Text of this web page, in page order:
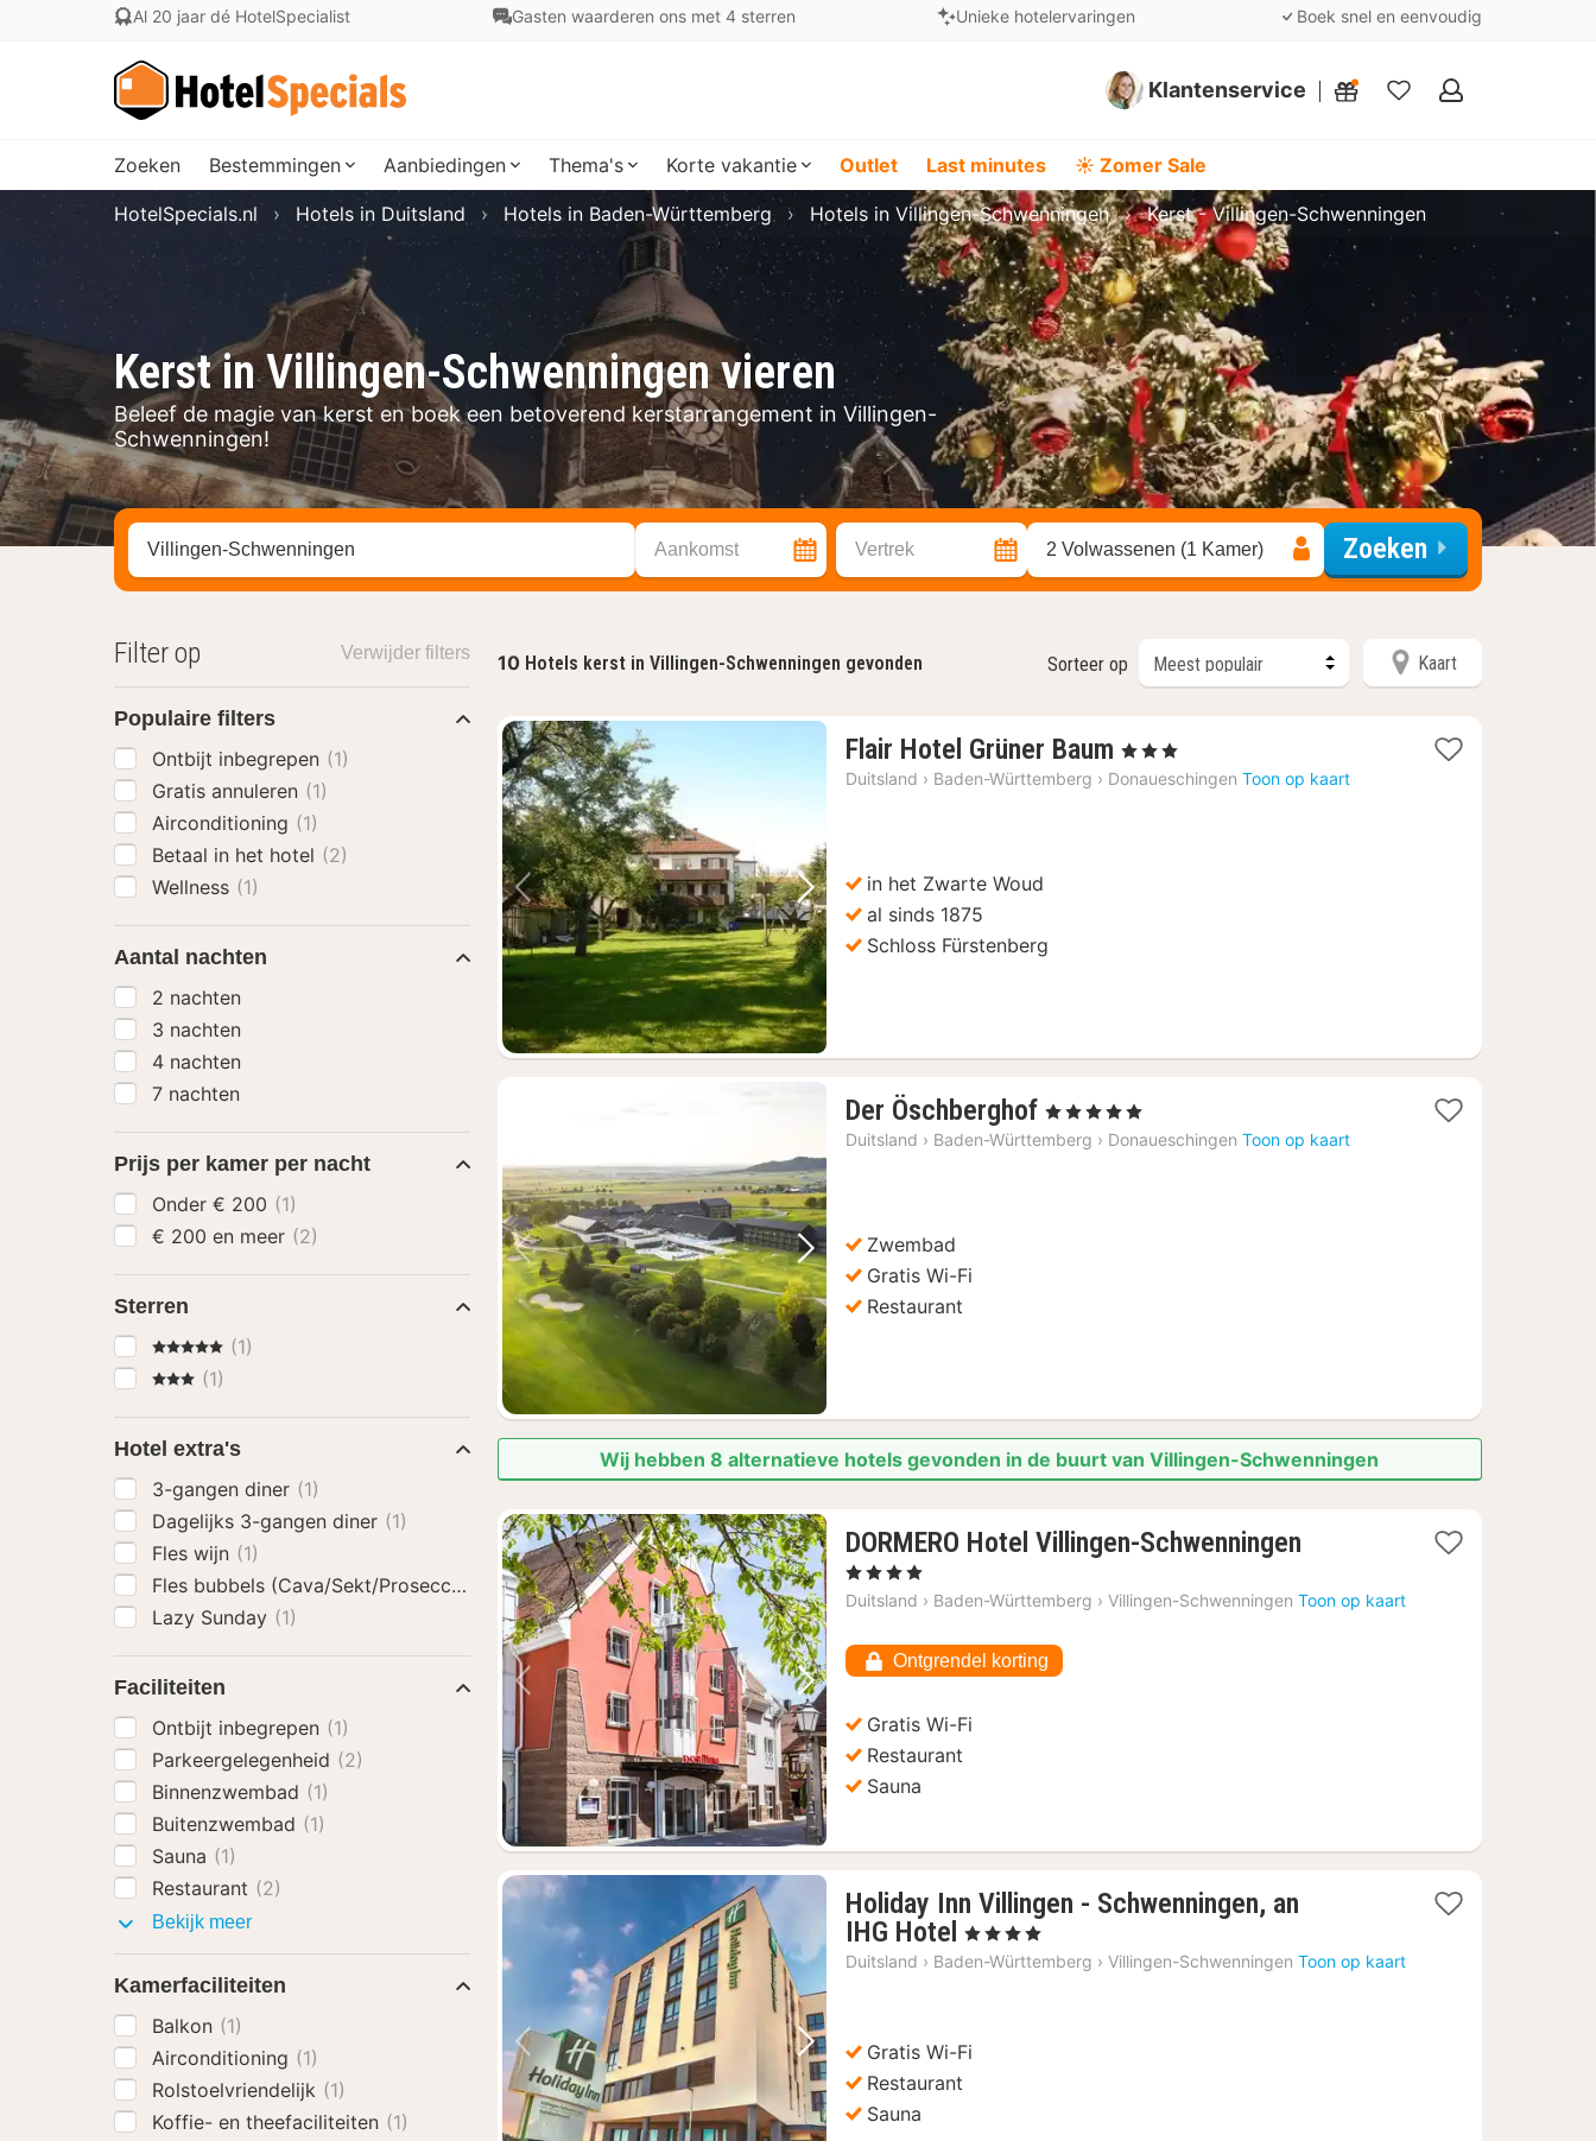
Al 20 jaar dé HotelSpecialist Gasten waarderen ons met 4 sterren Unieke hotelervaringen Boek snel en eenvoudig
Klantenservice
Mijn
Zoeken Bestemmingen Aanbiedingen Thema's Korte vakantie Outlet Last minutes ☀️ Zomer Sale
Kerst in Villingen-Schwenningen vieren
Beleef de magie van kerst en boek een betoverend kerstarrangement in Villingen-
Schwenningen!
HotelSpecials.nl Hotels in Duitsland Hotels in Baden-Württemberg Hotels in Villingen-Schwenningen Kerst - Villingen-Schwenningen
Zoek op hotel, regio of stad Aankomst Vertrek 2 Volwassenen (1 Kamer) Zoeken
10 Hotels kerst in Villingen-Schwenningen gevonden Sorteer op Kaart
Vorige foto Volgende foto
Flair Hotel Grüner Baum 1
nacht
, 3 Sterren
Duitsland › Baden-Württemberg › Donaueschingen Toon op kaart
in het Zwarte Woud
al sinds 1875
Schloss Fürstenberg
Vorige foto Volgende foto
Der Öschberghof 1
nacht
, 5 Sterren
Duitsland › Baden-Württemberg › Donaueschingen Toon op kaart
Zwembad
Gratis Wi-Fi
Restaurant
Wij hebben 8 alternatieve hotels gevonden in de buurt van Villingen-Schwenningen
Vorige foto Volgende foto
DORMERO Hotel Villingen-Schwenningen
vanaf
, 4 Sterren
Duitsland › Baden-Württemberg › Villingen-Schwenningen Toon op kaart
Ontgrendel korting
Gratis Wi-Fi
Restaurant
Sauna
Vorige foto Volgende foto
Holiday Inn Villingen - Schwenningen, an
IHG Hotel 1
nacht
81,31
, 4 Sterren
Duitsland › Baden-Württemberg › Villingen-Schwenningen Toon op kaart
Gratis Wi-Fi
Restaurant
Sauna
Filter op Verwijder filters
Populaire filters
Ontbijt inbegrepen (1)
Gratis annuleren (1)
Airconditioning (1)
Betaal in het hotel (2)
Wellness (1)
Aantal nachten
2 nachten
3 nachten
4 nachten
7 nachten
Prijs per kamer per nacht
Onder € 200 (1)
€ 200 en meer (2)
Sterren
5 Sterren(1)
3 Sterren
(1)
Hotel extra's
3-gangen diner (1)
Dagelijks 3-gangen diner (1)
Fles wijn (1)
Fles bubbels (Cava/Sekt/Prosecco)
Lazy Sunday (1)
Faciliteiten
Ontbijt inbegrepen (1)
Parkeergelegenheid (2)
Binnenzwembad (1)
Buitenzwembad (1)
Sauna (1)
Restaurant (2)
Bekijk meerFaciliteiten
Kamerfaciliteiten
Balkon (1)
Airconditioning (1)
Rolstoelvriendelijk (1)
Koffie- en theefaciliteiten (1)